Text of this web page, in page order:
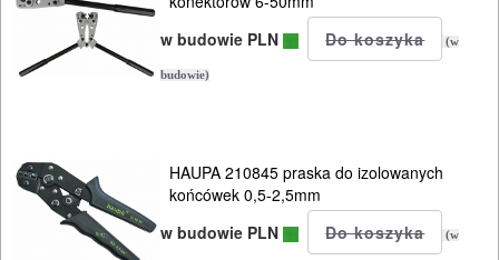
SPRZĘT
AGD
PILARKI-
KOSIARKI-
KOSY
w budowie PLN
(w
budowie)
HAUPA 210845 praska do izolowanych
końcówek 0,5-2,5mm
w budowie PLN
(w